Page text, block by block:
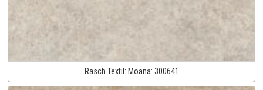
Rasch Textil: Moana: 300641